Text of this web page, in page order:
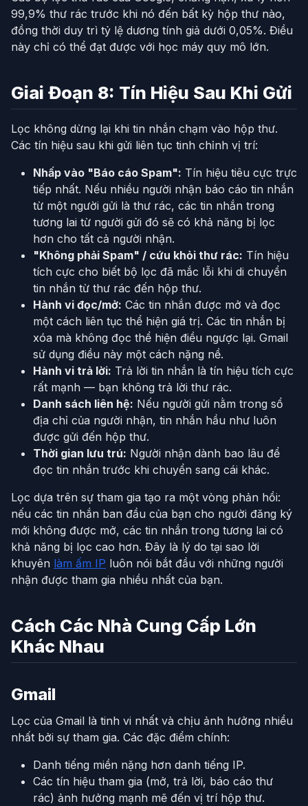
99,9% thư rác trước khi nó đến bất kỳ hộp thư nào,
đồng thời duy trì tỷ lệ dương tính giả dưới 0,05%. Điều
này chỉ có thể đạt được với học máy quy mô lớn.
Giai Đoạn 8: Tín Hiệu Sau Khi Gửi
Lọc không dừng lại khi tin nhắn chạm vào hộp thư.
Các tín hiệu sau khi gửi liên tục tinh chỉnh vị trí:
Nhấp vào "Báo cáo Spam": Tín hiệu tiêu cực trực
tiếp nhất. Nếu nhiều người nhận báo cáo tin nhắn
từ một người gửi là thư rác, các tin nhắn trong
tương lai từ người gửi đó sẽ có khả năng bị lọc
hơn cho tất cả người nhận.
"Không phải Spam" / cứu khỏi thư rác: Tín hiệu
tích cực cho biết bộ lọc đã mắc lỗi khi di chuyển
tin nhắn từ thư rác đến hộp thư.
Hành vi đọc/mở: Các tin nhắn được mở và đọc
một cách liên tục thể hiện giá trị. Các tin nhắn bị
xóa mà không đọc thể hiện điều ngược lại. Gmail
sử dụng điều này một cách nặng nề.
Hành vi trả lời: Trả lời tin nhắn là tín hiệu tích cực
rất mạnh — bạn không trả lời thư rác.
Danh sách liên hệ: Nếu người gửi nằm trong sổ
địa chỉ của người nhận, tin nhắn hầu như luôn
được gửi đến hộp thư.
Thời gian lưu trú: Người nhận dành bao lâu để
đọc tin nhắn trước khi chuyển sang cái khác.
Lọc dựa trên sự tham gia tạo ra một vòng phản hồi:
nếu các tin nhắn ban đầu của bạn cho người đăng ký
mới không được mở, các tin nhắn trong tương lai có
khả năng bị lọc cao hơn. Đây là lý do tại sao lời
khuyên làm ấm IP luôn nói bắt đầu với những người
nhận được tham gia nhiều nhất của bạn.
Cách Các Nhà Cung Cấp Lớn
Khác Nhau
Gmail
Lọc của Gmail là tinh vi nhất và chịu ảnh hưởng nhiều
nhất bởi sự tham gia. Các đặc điểm chính:
Danh tiếng miền nặng hơn danh tiếng IP.
Các tín hiệu tham gia (mở, trả lời, báo cáo thư
rác) ảnh hưởng mạnh mẽ đến vị trí hộp thư.